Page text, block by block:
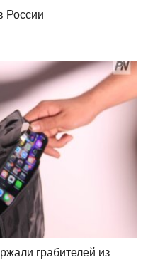
России
грабителей из